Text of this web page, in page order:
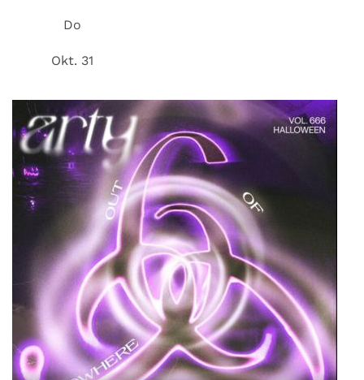
Do
Okt. 31